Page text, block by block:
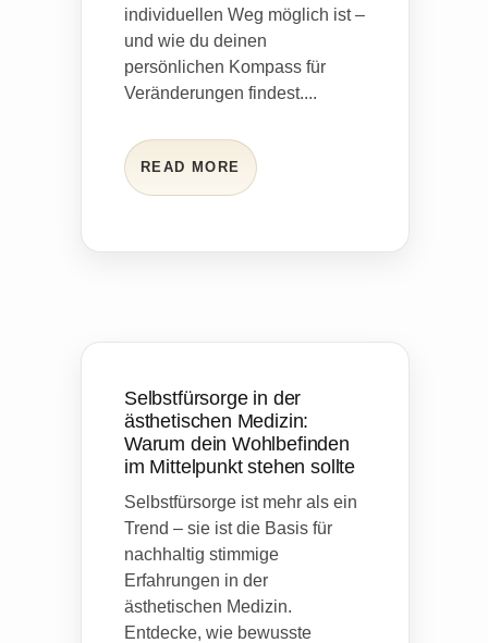
individuellen Weg möglich ist –
und wie du deinen
persönlichen Kompass für
Veränderungen findest....
READ MORE
Selbstfürsorge in der
ästhetischen Medizin:
Warum dein Wohlbefinden
im Mittelpunkt stehen sollte
Selbstfürsorge ist mehr als ein
Trend – sie ist die Basis für
nachhaltig stimmige
Erfahrungen in der
ästhetischen Medizin.
Entdecke, wie bewusste